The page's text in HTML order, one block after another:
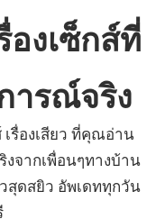
องเซ็กส์ที่
ารณ์จริง
เรื่องเสียว ที่คุณอ่าน
จากเพื่อนๆทางบ้าน
สุดสยิว อัพเดททุกวัน